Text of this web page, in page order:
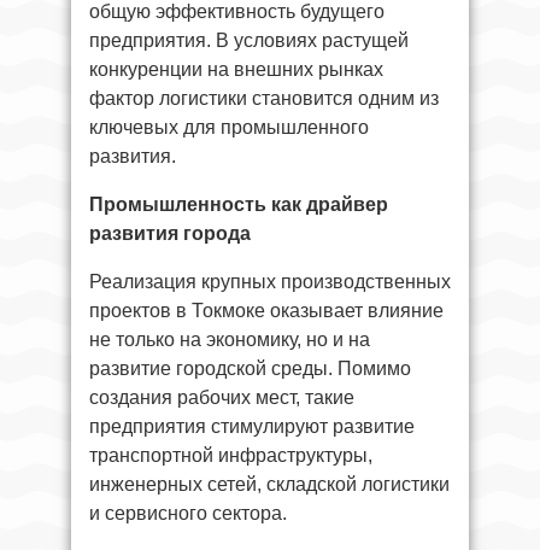
общую эффективность будущего
предприятия. В условиях растущей
конкуренции на внешних рынках
фактор логистики становится одним из
ключевых для промышленного
развития.
Промышленность как драйвер
развития города
Реализация крупных производственных
проектов в Токмоке оказывает влияние
не только на экономику, но и на
развитие городской среды. Помимо
создания рабочих мест, такие
предприятия стимулируют развитие
транспортной инфраструктуры,
инженерных сетей, складской логистики
и сервисного сектора.